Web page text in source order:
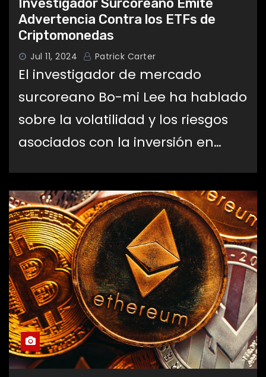
Advertencia Contra los ETFs de
Criptomonedas
Jul 11, 2024 Patrick Carter
El investigador de mercado
surcoreano Bo-mi Lee ha hablado
sobre la volatilidad y los riesgos
asociados con la inversión en…